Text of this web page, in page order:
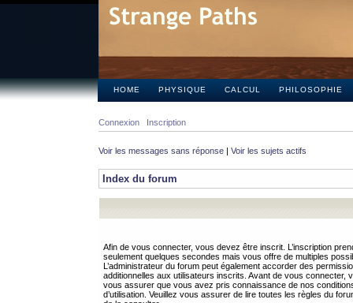
HOME PHYSIQUE CALCUL PHILOSOPHIE
Connexion Inscription
Voir les messages sans réponse | Voir les sujets actifs
Index du forum
Afin de vous connecter, vous devez être inscrit. L’inscription
seulement quelques secondes mais vous offre de multiples
L’administrateur du forum peut également accorder des
additionnelles aux utilisateurs inscrits. Avant de vous connecter,
vous assurer que vous avez pris connaissance de nos
d’utilisation. Veuillez vous assurer de lire toutes les règles du